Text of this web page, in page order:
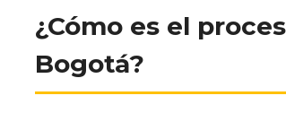
¿Cómo es el
Bogotá?